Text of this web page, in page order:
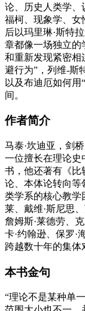
论、历史人类学、
福柯、现象学、女
后以玛里琳·斯特
章都像一场独立的
和重新发现紧密相
避行为”，列维-斯
以及布迪厄如何用
间。
作者简介
马泰·坎迪亚，剑
一位擅长在理论史
书，他还著有《比
论、本体论转向等
类学系的核心教学
莱、戴维·斯尼思
詹姆斯·莱德劳、
卡·约翰逊、保罗·
跨越数十年的集体
本书金句
“理论不是某种单